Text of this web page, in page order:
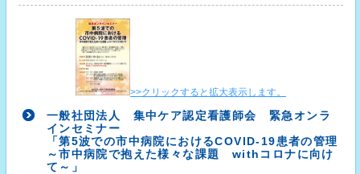
>>クリックすると拡大表示します。
一般社団法人 集中ケア認定看護師会 緊急オンラ
インセミナー
「第5波での市中病院におけるCOVID-19患者の管理
～市中病院で抱えた様々な課題 withコロナに向け
て～」